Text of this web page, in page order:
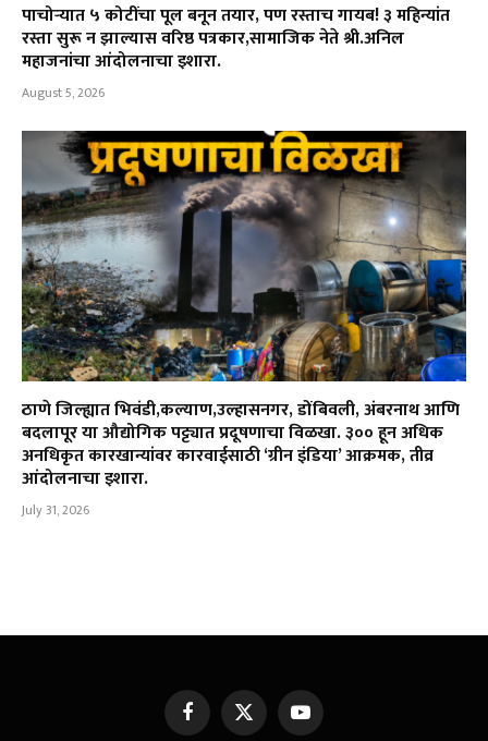
पाचोऱ्यात ५ कोटींचा पूल बनून तयार, पण रस्ताच गायब! ३ महिन्यांत
रस्ता सुरू न झाल्यास वरिष्ठ पत्रकार,सामाजिक नेते श्री.अनिल
महाजनांचा आंदोलनाचा इशारा.
August 5, 2026
ठाणे जिल्ह्यात भिवंडी,कल्याण,उल्हासनगर, डोंबिवली, अंबरनाथ आणि
बदलापूर या औद्योगिक पट्ट्यात प्रदूषणाचा विळखा. ३०० हून अधिक
अनधिकृत कारखान्यांवर कारवाईसाठी ‘ग्रीन इंडिया’ आक्रमक, तीव्र
आंदोलनाचा इशारा.
July 31, 2026
FacebookX
YouTube